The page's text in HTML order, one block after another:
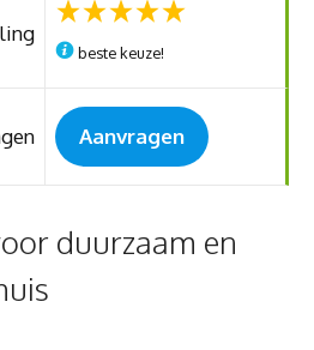
beste keuze!
Aanvragen
duurzaam en